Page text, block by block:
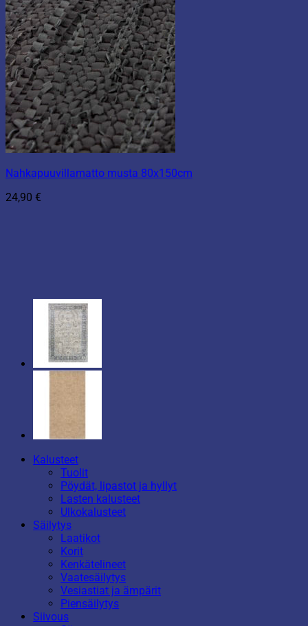
Nahkapuuvillamatto musta 80x150cm
24,90 €
Kalusteet
Tuolit
Pöydät, lipastot ja hyllyt
Lasten kalusteet
Ulkokalusteet
Säilytys
Laatikot
Korit
Kenkätelineet
Vaatesäilytys
Vesiastiat ja ämpärit
Piensäilytys
Siivous